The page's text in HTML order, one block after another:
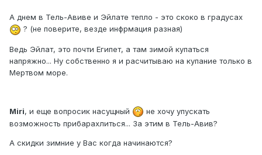
А днем в Тель-Авиве и Эйлате тепло - это скоко в градусах
? (не поверите, везде инфрмация разная)
Ведь Эйлат, это почти Египет, а там зимой купаться
напряжно... Ну собственно я и расчитываю на купание только в
Мертвом море.
Miri, и еще вопросик насущный
не хочу упускать
возможность прибарахлиться... За этим в Тель-Авив?
А скидки зимние у Вас когда начинаются?